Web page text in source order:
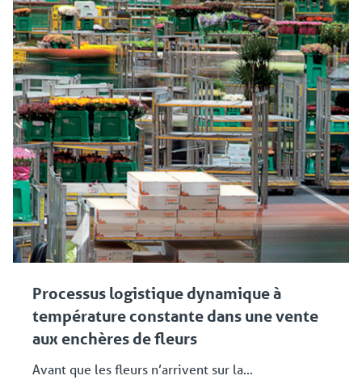
Processus logistique dynamique à
température constante dans une vente
aux enchères de fleurs
Avant que les fleurs n’arrivent sur la...